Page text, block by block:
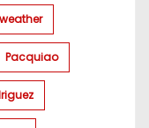
Pacquiao